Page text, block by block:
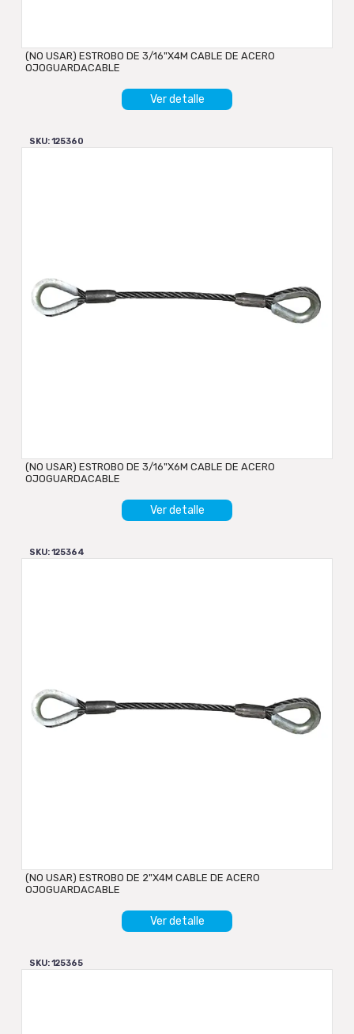
(NO USAR) ESTROBO DE 3/16"X4M CABLE DE ACERO
OJOGUARDACABLE
Ver detalle
SKU: 125360
(NO USAR) ESTROBO DE 3/16"X6M CABLE DE ACERO
OJOGUARDACABLE
Ver detalle
SKU: 125364
(NO USAR) ESTROBO DE 2"X4M CABLE DE ACERO
OJOGUARDACABLE
Ver detalle
SKU: 125365